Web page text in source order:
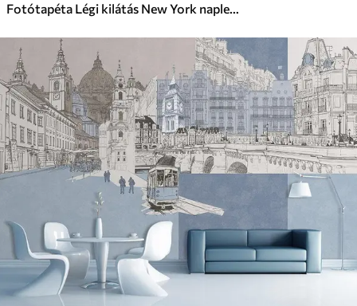
Fotótapéta Légi kilátás New York naplementére